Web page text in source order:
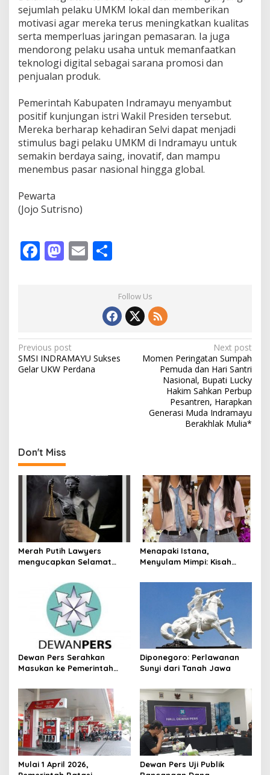
sejumlah pelaku UMKM lokal dan memberikan
motivasi agar mereka terus meningkatkan kualitas
serta memperluas jaringan pemasaran. Ia juga
mendorong pelaku usaha untuk memanfaatkan
teknologi digital sebagai sarana promosi dan
penjualan produk.
‎Pemerintah Kabupaten Indramayu menyambut
positif kunjungan istri Wakil Presiden tersebut.
Mereka berharap kehadiran Selvi dapat menjadi
stimulus bagi pelaku UMKM di Indramayu untuk
semakin berdaya saing, inovatif, dan mampu
menembus pasar nasional hingga global.
‎Pewarta
‎(Jojo Sutrisno)
F
o
k
M
n
E
ar
eFollow Us
P
o
v
i
g
o
n
Previous post
SMSI INDRAMAYU Sukses
Gelar UKW Perdana
Next post
Momen Peringatan Sumpah
Pemuda dan Hari Santri
Nasional, Bupati Lucky
Hakim Sahkan Perbup
Pesantren, Harapkan
Generasi Muda Indramayu
Berakhlak Mulia*
Don't Miss
Merah Putih Lawyers
mengucapkan Selamat
Menapaki Istana,
Menyulam Mimpi: Kisah
Keisya di Istana
Kepresidenan Jakarta
Dewan Pers Serahkan
Masukan ke Pemerintah
Jurnalistik dalam RUU Hak
Cipta
Diponegoro: Perlawanan
Sunyi dari Tanah Jawa
‎Mulai 1 April 2026,
Dewan Pers Uji Publik